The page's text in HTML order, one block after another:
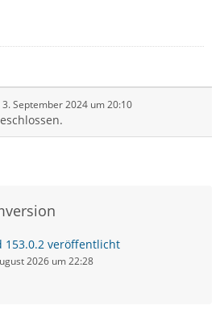
3. September 2024 um 20:10
veröffentlicht
2026 um 22:28